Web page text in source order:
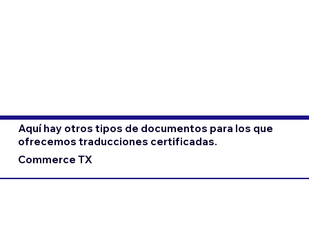
Aquí hay otros tipos de documentos para los que
ofrecemos traducciones certificadas.
Commerce TX